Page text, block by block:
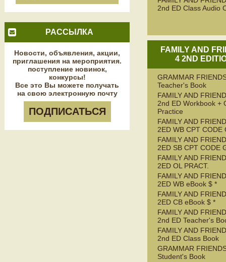
РАССЫЛКА
Новости, объявления, акции,
приглашения на мероприятия.
поступление новинок,
конкурсы!
Все это Вы можете получать
на свою электронную почту
ПОДПИСАТЬСЯ
2nd ED Class Audio
FAMILY AND
4 2ND
GRAMMAR
Teacher's Book
FAMILY AND
2nd ED Workbook +
Practice
FAMILY AND
2ED WB CPT CODE
FAMILY AND
2ED SB CPT CODE
FAMILY AND
2ED OL PRACT.
FAMILY AND
2ED WB eBook $ *
FAMILY AND
2ED CB eBook $ *
FAMILY AND
2nd ED Teacher's
FAMILY AND
2nd ED Class Book
GRAMMAR
Student's Book